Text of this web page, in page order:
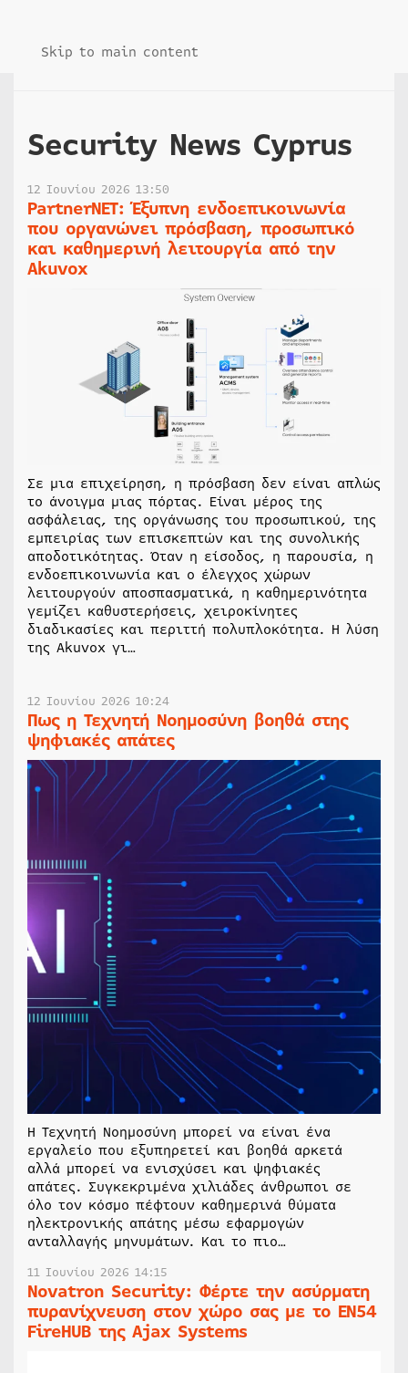
Skip to main content
Security News Cyprus
12 Ιουνίου 2026 13:50
PartnerNET: Έξυπνη ενδοεπικοινωνία
που οργανώνει πρόσβαση, προσωπικό
και καθημερινή λειτουργία από την
Akuvox
Σε μια επιχείρηση, η πρόσβαση δεν είναι απλώς
το άνοιγμα μιας πόρτας. Είναι μέρος της
ασφάλειας, της οργάνωσης του προσωπικού, της
εμπειρίας των επισκεπτών και της συνολικής
αποδοτικότητας. Όταν η είσοδος, η παρουσία, η
ενδοεπικοινωνία και ο έλεγχος χώρων
λειτουργούν αποσπασματικά, η καθημερινότητα
γεμίζει καθυστερήσεις, χειροκίνητες
διαδικασίες και περιττή πολυπλοκότητα. Η λύση
της Akuvox γι…
12 Ιουνίου 2026 10:24
Πως η Τεχνητή Νοημοσύνη βοηθά στης
ψηφιακές απάτες
Η Τεχνητή Νοημοσύνη μπορεί να είναι ένα
εργαλείο που εξυπηρετεί και βοηθά αρκετά
αλλά μπορεί να ενισχύσει και ψηφιακές
απάτες. Συγκεκριμένα χιλιάδες άνθρωποι σε
όλο τον κόσμο πέφτουν καθημερινά θύματα
ηλεκτρονικής απάτης μέσω εφαρμογών
ανταλλαγής μηνυμάτων. Και το πιο…
11 Ιουνίου 2026 14:15
Novatron Security: Φέρτε την ασύρματη
πυρανίχνευση στον χώρο σας με το EN54
FireHUB της Ajax Systems